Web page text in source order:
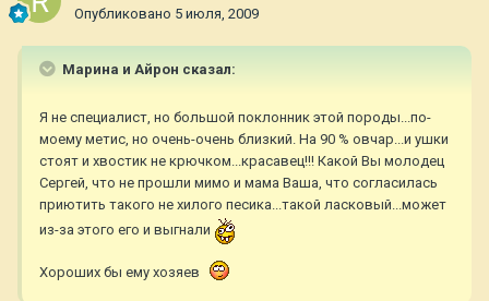
Опубликовано 5 июля, 2009
Марина и Айрон сказал:
Я не специалист, но большой поклонник этой породы...по-
моему метис, но очень-очень близкий. На 90 % овчар...и ушки
стоят и хвостик не крючком...красавец!!! Какой Вы молодец
Сергей, что не прошли мимо и мама Ваша, что согласилась
приютить такого не хилого песика...такой ласковый...может
из-за этого его и выгнали
Хороших бы ему хозяев